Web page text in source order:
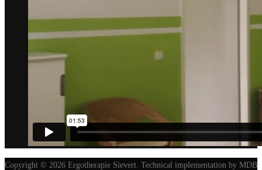
Copyright © 2026 Ergotherapie Sievert. Technical implementation by MDB